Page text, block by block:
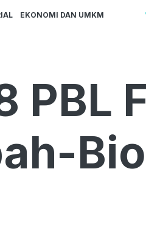
EKONOMI DAN UMKM
PBL